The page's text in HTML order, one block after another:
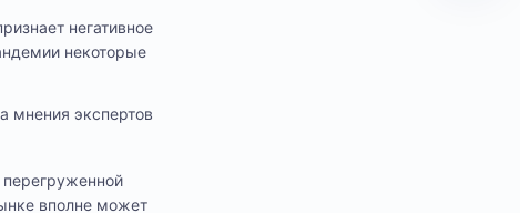
негативное
некоторые
мнения экспертов
вполне может